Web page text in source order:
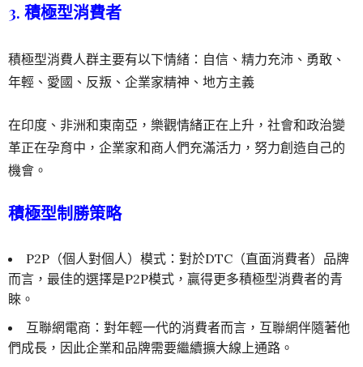
3. 積極型消費者
積極型消費人群主要有以下情緒：自信、精力充沛、勇敢、
年輕、愛國、反叛、企業家精神、地方主義
在印度、非洲和東南亞，樂觀情緒正在上升，社會和政治變
革正在孕育中，企業家和商人們充滿活力，努力創造自己的
機會。
積極型制勝策略
P2P（個人對個人）模式：對於DTC（直面消費者）品牌
而言，最佳的選擇是P2P模式，贏得更多積極型消費者的青
睞。
互聯網電商：對年輕一代的消費者而言，互聯網伴隨著他
們成長，因此企業和品牌需要繼續擴大線上通路。